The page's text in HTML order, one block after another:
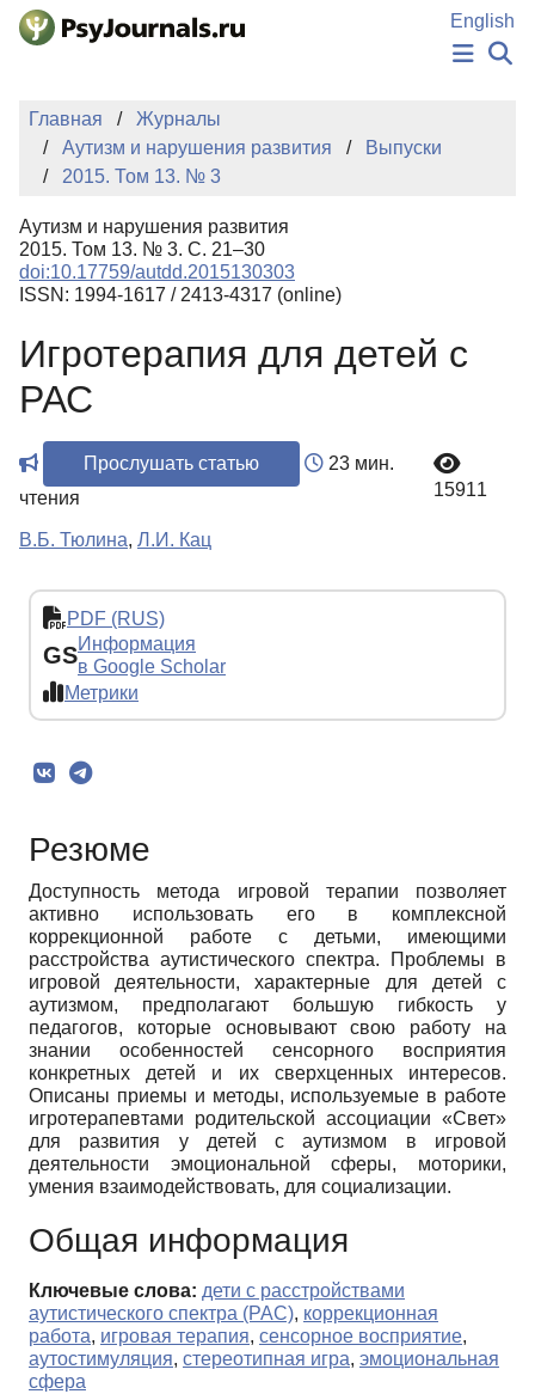
Перейти к основному содержанию
English
НОВОСТИ
АВТОРЫ
КЛЮЧЕВЫЕ СЛОВА
Регистрация
Главная
Журналы
Аутизм и нарушения развития
Выпуски
2015. Том 13. № 3
Аутизм и нарушения развития
2015. Том 13. № 3. С. 21–30
doi:10.17759/autdd.2015130303
ISSN: 1994-1617 / 2413-4317 (online)
Игротерапия для детей с
РАС
Прослушать статью
23 мин.
чтения
15911
В.Б. Тюлина, Л.И. Кац
PDF (RUS)
GSИнформация
в Google Scholar
Метрики
Резюме
Доступность метода игровой терапии позволяет
активно использовать его в комплексной
коррекционной работе с детьми, имеющими
расстройства аутистического спектра. Проблемы в
игровой деятельности, характерные для детей с
аутизмом, предполагают большую гибкость у
педагогов, которые основывают свою работу на
знании особенностей сенсорного восприятия
конкретных детей и их сверхценных интересов.
Описаны приемы и методы, используемые в работе
игротерапевтами родительской ассоциации «Свет»
для развития у детей с аутизмом в игровой
деятельности эмоциональной сферы, моторики,
умения взаимодействовать, для социализации.
Общая информация
Ключевые слова: дети с расстройствами
аутистического спектра (РАС), коррекционная
работа, игровая терапия, сенсорное восприятие,
аутостимуляция, стереотипная игра, эмоциональная
сфера